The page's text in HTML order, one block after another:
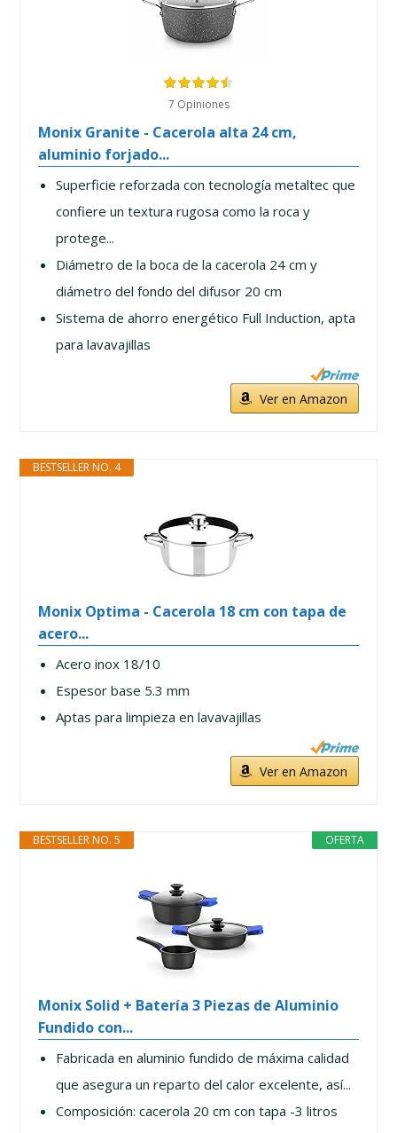
7 Opiniones
Monix Granite - Cacerola alta 24 cm,
aluminio forjado...
Superficie reforzada con tecnología metaltec que
confiere un textura rugosa como la roca y
protege...
Diámetro de la boca de la cacerola 24 cm y
diámetro del fondo del difusor 20 cm
Sistema de ahorro energético Full Induction, apta
para lavavajillas
Ver en Amazon
BESTSELLER NO. 4
Monix Optima - Cacerola 18 cm con tapa de
acero...
Acero inox 18/10
Espesor base 5.3 mm
Aptas para limpieza en lavavajillas
Ver en Amazon
OFERTA
BESTSELLER NO. 5
Monix Solid + Batería 3 Piezas de Aluminio
Fundido con...
Fabricada en aluminio fundido de máxima calidad
que asegura un reparto del calor excelente, así...
Composición: cacerola 20 cm con tapa -3 litros